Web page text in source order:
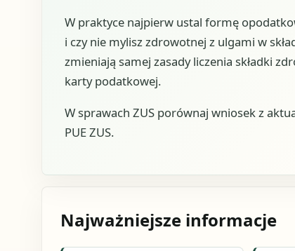
W praktyce najpierw ustal formę
i czy nie mylisz zdrowotnej z ulgami w
zmieniają samej zasady liczenia składki
karty podatkowej.
W sprawach ZUS porównaj wniosek z
PUE ZUS.
Najważniejsze informacje